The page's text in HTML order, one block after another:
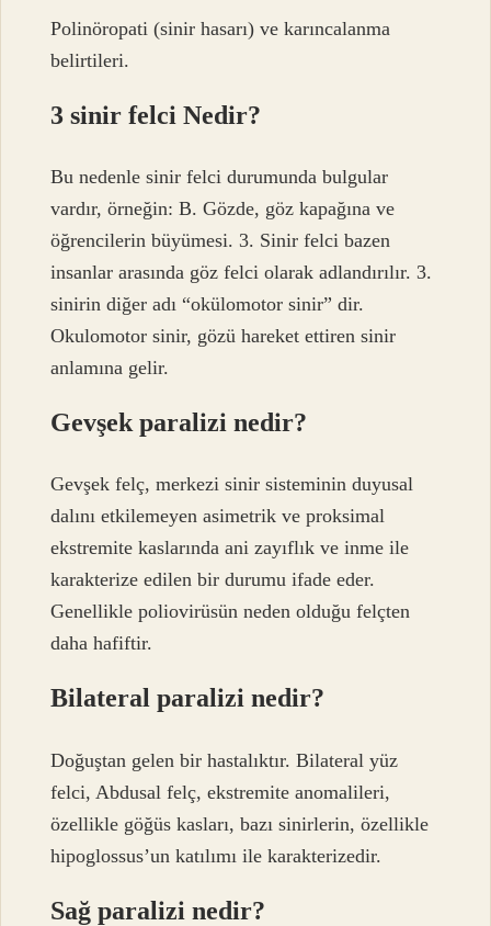
Polinöropati (sinir hasarı) ve karıncalanma
belirtileri.
3 sinir felci Nedir?
Bu nedenle sinir felci durumunda bulgular
vardır, örneğin: B. Gözde, göz kapağına ve
öğrencilerin büyümesi. 3. Sinir felci bazen
insanlar arasında göz felci olarak adlandırılır. 3.
sinirin diğer adı “okülomotor sinir” dir.
Okulomotor sinir, gözü hareket ettiren sinir
anlamına gelir.
Gevşek paralizi nedir?
Gevşek felç, merkezi sinir sisteminin duyusal
dalını etkilemeyen asimetrik ve proksimal
ekstremite kaslarında ani zayıflık ve inme ile
karakterize edilen bir durumu ifade eder.
Genellikle poliovirüsün neden olduğu felçten
daha hafiftir.
Bilateral paralizi nedir?
Doğuştan gelen bir hastalıktır. Bilateral yüz
felci, Abdusal felç, ekstremite anomalileri,
özellikle göğüs kasları, bazı sinirlerin, özellikle
hipoglossus’un katılımı ile karakterizedir.
Sağ paralizi nedir?